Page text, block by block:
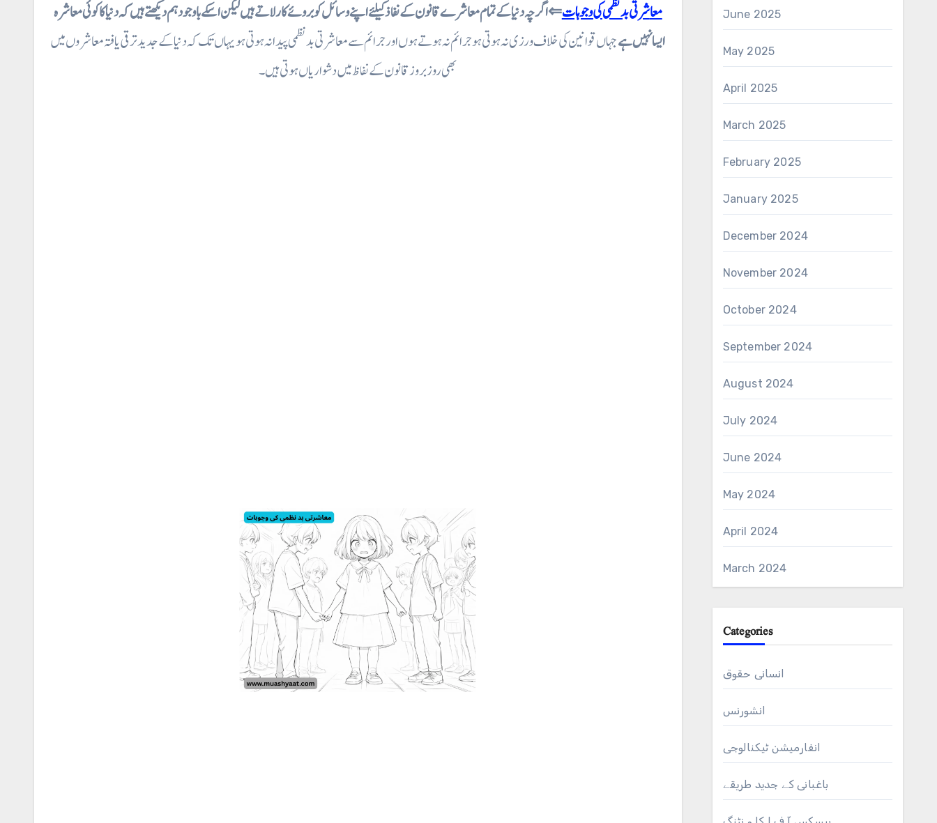
معاشرتی بد نظمی کی وجوہات⇐ اگر چہ دنیا کے تمام معاشرے قانون کے نفاذ کیلئے اپنے وسائل کو بروئے کار لاتے ہیں لیکن اسکے باوجود ہم دیکھتے ہیں کہ دنیا کا کوئیمعاشرہ
ایسانہیں ہےجہاں قوانین کی خلاف ورزی نہ ہوتی ہو جرائم نہ ہوتے ہوں اور جرائم سے معاشرتی بدنظمی پیدانہ ہوتی ہو یہاں تک کہ دنیا کے جدید ترقی یافتہ معاشروں میں
بھی روز بروز قانون کے نفاظ میں دشواریاں ہوتی ہیں ۔
June 2025
May 2025
April 2025
March 2025
February 2025
January 2025
December 2024
November 2024
October 2024
September 2024
August 2024
July 2024
June 2024
May 2024
April 2024
March 2024
Categories
انسانی حقوق
انشورنس
انفارمیشن ٹیکنالوجی
باغبانی کے جدید طریقے